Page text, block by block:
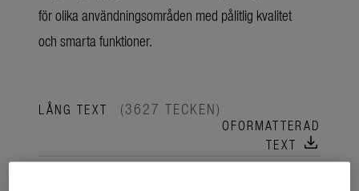
för olika användningsområden med pålitlig kvalitet
och smarta funktioner.
LÅNG TEXT (3627 TECKEN)
OFORMATTERAD
TEXT download